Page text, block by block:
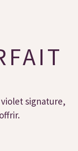
signature,